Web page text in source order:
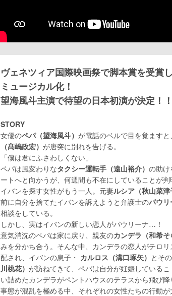
ヴェネツィア国際映画祭で脚本賞を受賞
ミュージカル化！
望海風斗主演で待望の日本初演が決定！！
STORY
女優のペパ（望海風斗） が電話のベルで目を覚ますと
（髙嶋政宏） が唐突に別れを告げる。
「僕は君にふさわしくない」
ペパは風変わりなタクシー運転手（遠山裕介） の助
ートへと向かうが、何週間も不在にしていることが判
イバンを探す女性がもう一人。元妻ルシア（秋山菜津
前に自分を捨てたイバンを訴えようと弁護士のパウリ
相談をしている。
しかし、実はイバンの新しい恋人がパウリーナ…！
意気消沈のペパは家に戻り、親友のカンデラ（和希そ
みを分かち合う。そんな中、カンデラの恋人がテロ
配され、イバンの息子・ カルロス（溝口琢矢） とそ
川桃花） が訪ねてきて、ペパは自分が妊娠している
い詰めたカンデラがペントハウスのテラスから飛び
事態が混乱を極める中、それぞれの女性たちの行動が